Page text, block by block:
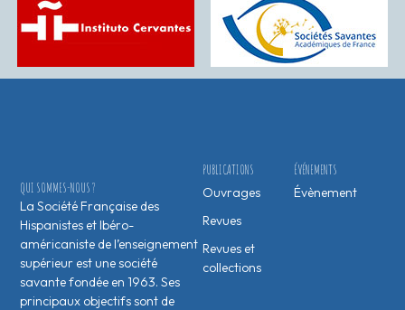
ÉVÉNEMENTS
Évènement
PUBLICATIONS
Ouvrages
Revues
Revues et
collections
QUI SOMMES-NOUS ?
La Société Française des
Hispanistes et Ibéro-
américaniste de l’enseignement
supérieur est une société
savante fondée en 1963. Ses
principaux objectifs sont de